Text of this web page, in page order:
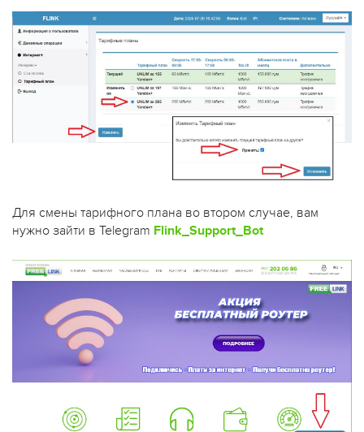
Для смены тарифного плана во втором случае, вам
нужно зайти в Telegram Flink_Support_Bot